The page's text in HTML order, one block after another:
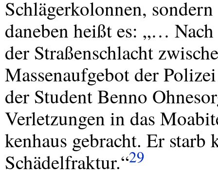
Schlägerkolonnen,
daneben heißt es: „… Nach
der Straßenschlacht
Massenaufgebot der
der Student Benno
Verletzungen in das
kenhaus gebracht. Er starb
Schädelfraktur.“29